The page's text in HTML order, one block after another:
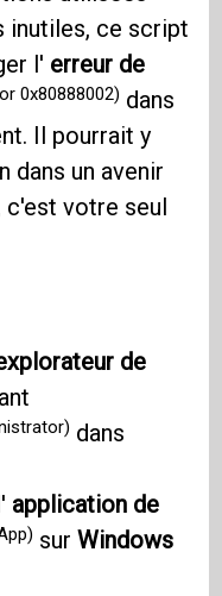
inutiles, ce script
l' erreur de
0x80888002) dans
Il pourrait y
dans un avenir
votre seul
de
dans
application de
surWindows